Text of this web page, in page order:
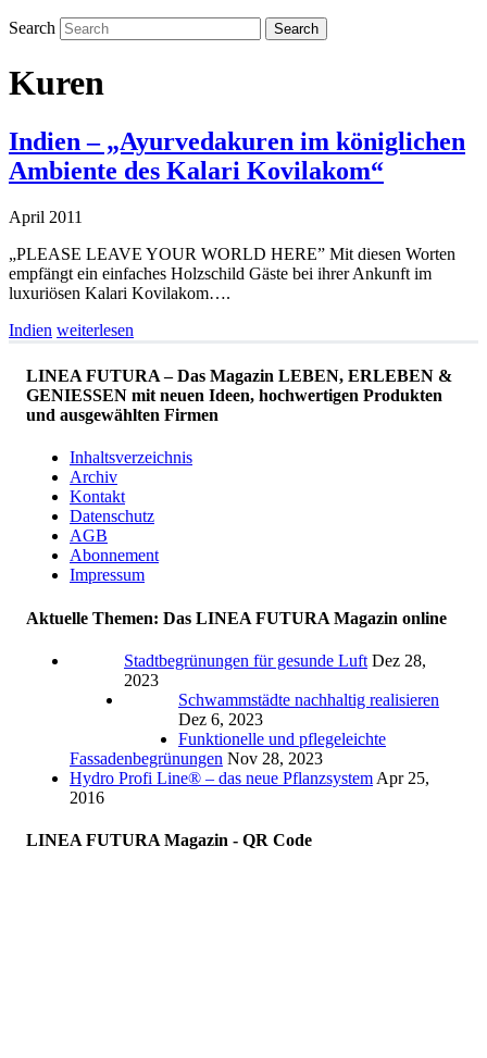
Search
Kuren
Indien – „Ayurvedakuren im königlichen
Ambiente des Kalari Kovilakom“
April 2011
„PLEASE LEAVE YOUR WORLD HERE” Mit diesen Worten
empfängt ein einfaches Holzschild Gäste bei ihrer Ankunft im
luxuriösen Kalari Kovilakom….
Indien weiterlesen
LINEA FUTURA – Das Magazin LEBEN, ERLEBEN &
GENIESSEN mit neuen Ideen, hochwertigen Produkten
und ausgewählten Firmen
Inhaltsverzeichnis
Archiv
Kontakt
Datenschutz
AGB
Abonnement
Impressum
Aktuelle Themen: Das LINEA FUTURA Magazin online
Stadtbegrünungen für gesunde Luft Dez 28,
2023
Schwammstädte nachhaltig realisieren
Dez 6, 2023
Funktionelle und pflegeleichte
Fassadenbegrünungen Nov 28, 2023
Hydro Profi Line® – das neue Pflanzsystem Apr 25,
2016
LINEA FUTURA Magazin - QR Code